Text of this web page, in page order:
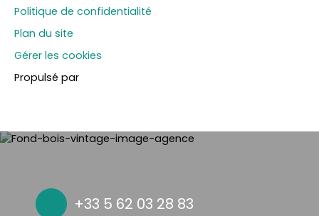
Politique de confidentialité
Plan du site
Gérer les cookies
Propulsé par
+33 5 62 03 28 83